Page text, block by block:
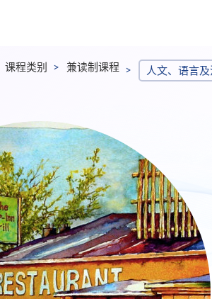
课程类别 兼读制课程 人文、语言